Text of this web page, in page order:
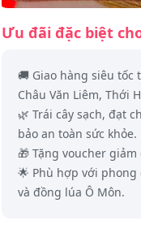
Ưu đãi đặc biệt
🚚 Giao hàng siêu
Châu Văn Liêm, Thới
🌿 Trái cây sạch, đạt
bảo an toàn sức khỏe.
🎁 Tặng voucher
🌟 Phù hợp với
và đồng lúa Ô Môn.